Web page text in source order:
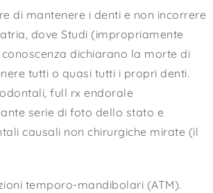
di mantenere i denti e non incorrere
dove Studi (impropriamente
dichiarano la morte di
tutti o quasi tutti i propri denti.
full rx endorale
serie di foto dello stato e
causali non chirurgiche mirate (il
temporo-mandibolari (ATM).